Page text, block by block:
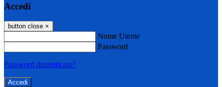
Accedi
button close ×
Nome Utente
Password
Password dimenticata?